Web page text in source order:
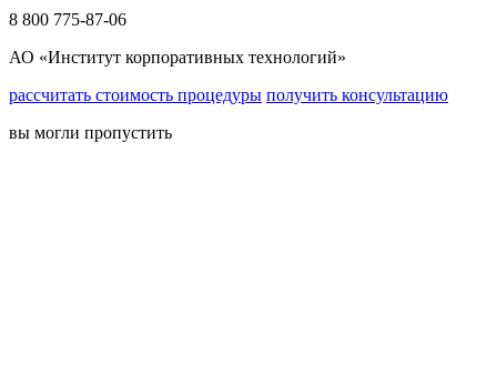
8 800 775-87-06
АО «Институт корпоративных технологий»
рассчитать стоимость процедуры получить консультацию
вы могли пропустить